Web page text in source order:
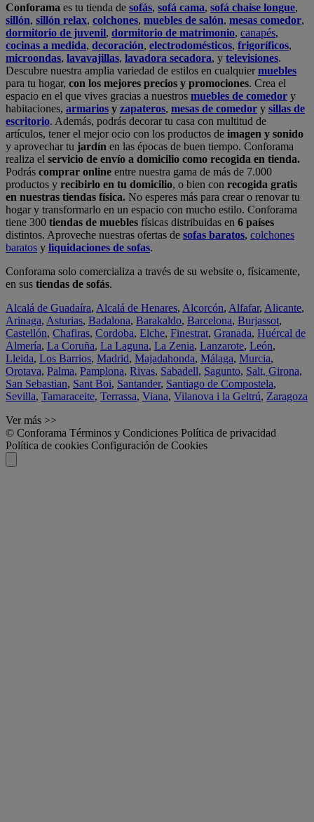
Conforama es tu tienda de sofás, sofá cama, sofá chaise longue,
sillón, sillón relax, colchones, muebles de salón, mesas comedor,
dormitorio de juvenil, dormitorio de matrimonio, canapés,
cocinas a medida, decoración, electrodomésticos, frigoríficos,
microondas, lavavajillas, lavadora secadora, y televisiones.
Descubre nuestra amplia variedad de estilos en cualquiermuebles
para tu hogar, con los mejores precios y promociones. Crea el
espacio en el que vives gracias a nuestros muebles de comedor y
habitaciones, armarios y zapateros, mesas de comedor y sillas de
escritorio. Además, podrás decorar tu casa con multitud de
artículos, tener el mejor ocio con los productos de imagen y sonido
y aprovechar tu jardín en las épocas de buen tiempo. Conforama
realiza el servicio de envío a domicilio como recogida en tienda.
Podrás comprar online entre nuestra gama de más de 7.000
productos y recibirlo en tu domicilio, o bien con recogida gratis
en nuestras tiendas física. No esperes más para crear o renovar tu
hogar y transformarlo en un espacio con mucho estilo. Conforama
tiene 300 tiendas de muebles físicas distribuidas en 6 países
distintos. Aproveche nuestras ofertas de sofas baratos, colchones
baratos y liquidaciones de sofas.
Conforama solo comercializa a través de su website o, físicamente,
en sus tiendas de sofás.
Alcalá de Guadaíra, Alcalá de Henares, Alcorcón, Alfafar, Alicante,
Arinaga, Asturias, Badalona, Barakaldo, Barcelona, Burjassot,
Castellón, Chafiras, Cordoba, Elche, Finestrat, Granada, Huércal de
Almería, La Coruña, La Laguna, La Zenia, Lanzarote, León,
Lleida, Los Barrios, Madrid, Majadahonda, Málaga, Murcia,
Orotava, Palma, Pamplona, Rivas, Sabadell, Sagunto, Salt, Girona,
San Sebastian, Sant Boi, Santander, Santiago de Compostela,
Sevilla, Tamaraceite, Terrassa, Viana, Vilanova i la Geltrú, Zaragoza
Ver más >>
© Conforama Términos y Condiciones Política de privacidad
Política de cookies Configuración de Cookies